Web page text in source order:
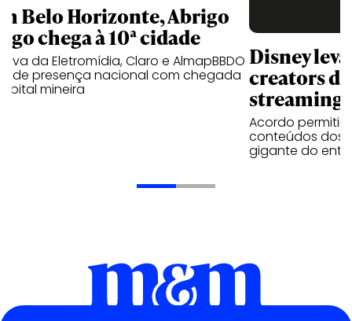
Belo Horizonte, Abrigo
chega à 10ª cidade
da Eletromídia, Claro e AlmapBBDO
presença nacional com chegada
mineira
Disney
creators
streaming
Acordo
conteúdos dos
gigante do